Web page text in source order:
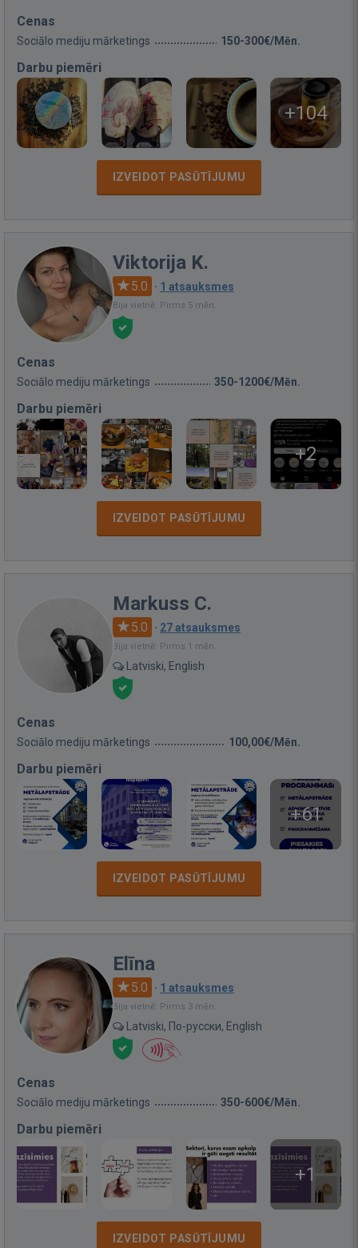
Cenas
Sociālo mediju mārketings 150-300€/Mēn.
Darbu piemēri
+104
IZVEIDOT PASŪTĪJUMU
Viktorija K.
5.0 · 1 atsauksmes
Bija vietnē: Pirms 5 mēn.
Cenas
Sociālo mediju mārketings 350-1200€/Mēn.
Darbu piemēri
+2
IZVEIDOT PASŪTĪJUMU
Markuss C.
5.0 · 27 atsauksmes
Bija vietnē: Pirms 1 mēn.
Latviski, English
Cenas
Sociālo mediju mārketings 100,00€/Mēn.
Darbu piemēri
+61
IZVEIDOT PASŪTĪJUMU
Elīna
5.0 · 1 atsauksmes
Bija vietnē: Pirms 3 mēn.
Latviski, По-русски, English
Cenas
Sociālo mediju mārketings 350-600€/Mēn.
Darbu piemēri
+1
IZVEIDOT PASŪTĪJUMU